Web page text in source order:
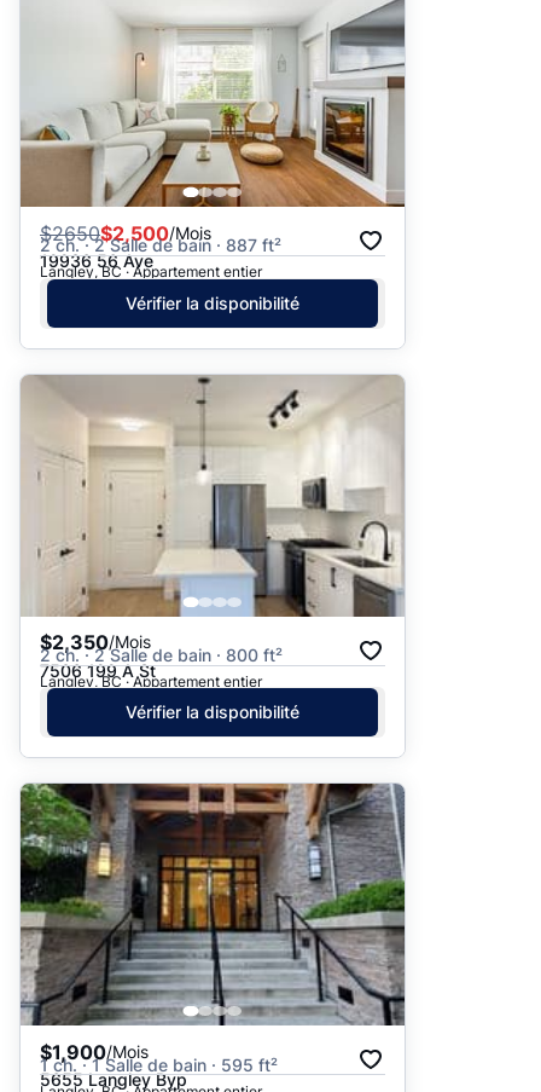
$2650$2,500/Mois
2 ch. · 2 Salle de bain · 887 ft²
19936 56 Ave
Langley, BC · Appartement entier
Vérifier la disponibilité
$2,350/Mois
2 ch. · 2 Salle de bain · 800 ft²
7506 199 A St
Langley, BC · Appartement entier
Vérifier la disponibilité
$1,900/Mois
1 ch. · 1 Salle de bain · 595 ft²
5655 Langley Byp